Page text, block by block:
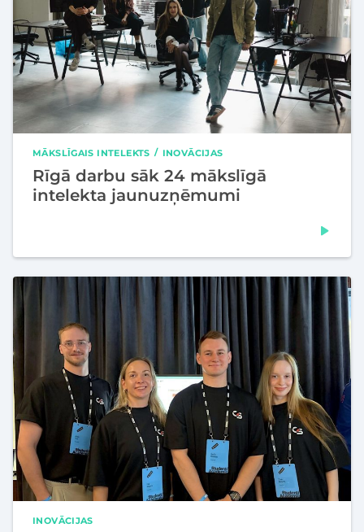
MĀKSLĪGAIS INTELEKTS INOVĀCIJAS
Rīgā darbu sāk 24 mākslīgā
intelekta jaunuzņēmumi
INOVĀCIJAS